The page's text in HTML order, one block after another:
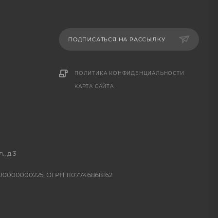
ПОДПИСАТЬСЯ НА РАССЫЛКУ
ПОЛИТИКА КОНФИДЕНЦИАЛЬНОСТИ
КАРТА САЙТА
д.3
ОГРН 1107746868162